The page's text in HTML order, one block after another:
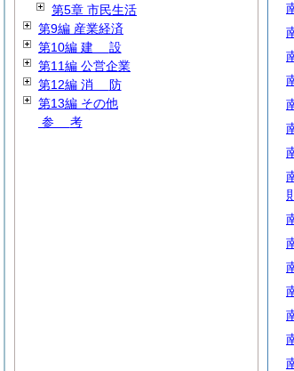
則
第5章 市民生活
第9編 産業経済
第10編 建 設
第11編 公営企業
第12編 消 防
第13編 その他
参 考